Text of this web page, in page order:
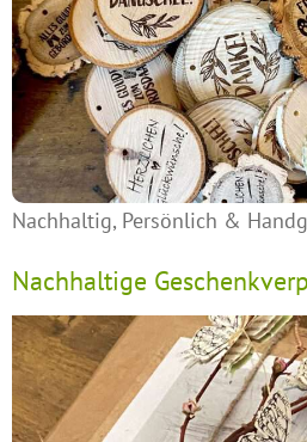
Nachhaltig, Persönlich &
Nachhaltige